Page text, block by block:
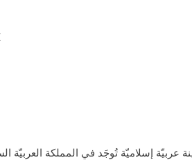
عربيّة إسلاميّة تُوجَد في المملكة العربيّة